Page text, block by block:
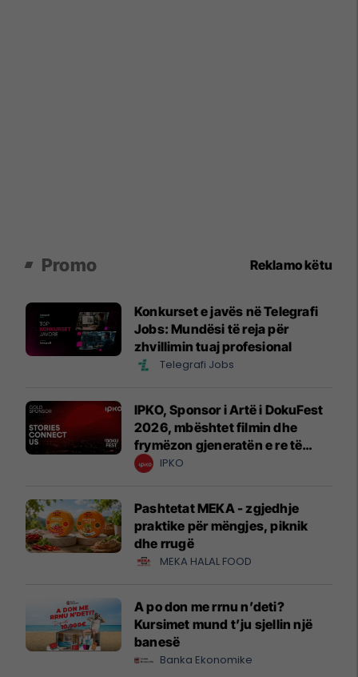
Promo Reklamo këtu
Konkurset e javës në Telegrafi
Jobs: Mundësi të reja për
zhvillimin tuaj profesional
Telegrafi Jobs
IPKO, Sponsor i Artë i DokuFest
2026, mbështet filmin dhe
frymëzon gjeneratën e re të
krijuesve
IPKO
Pashtetat MEKA - zgjedhje
praktike për mëngjes, piknik
dhe rrugë
MEKA HALAL FOOD
A po don me rrnu n’deti?
Kursimet mund t’ju sjellin një
banesë
Banka Ekonomike